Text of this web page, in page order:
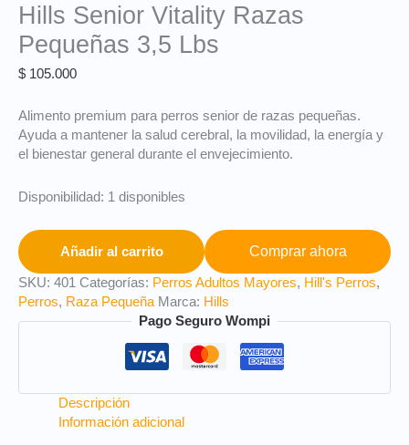
Hills Senior Vitality Razas
Pequeñas 3,5 Lbs
$ 105.000
Alimento premium para perros senior de razas pequeñas.
Ayuda a mantener la salud cerebral, la movilidad, la energía y
el bienestar general durante el envejecimiento.
Disponibilidad: 1 disponibles
Añadir al carrito Comprar ahora
SKU: 401 Categorías: Perros Adultos Mayores, Hill's Perros,
Perros, Raza Pequeña Marca: Hills
Pago Seguro Wompi
Descripción
Información adicional